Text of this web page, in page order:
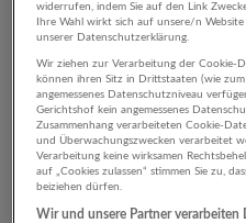
1 Einkauf,
widerrufen, indem Sie auf den Link
Ihre Wahl wirkt sich auf unsere/n
unserer Datenschutzerklärung.
Wir ziehen zur Verarbeitung der Cookie-
können ihren Sitz in Drittstaaten (wie
angemessenes Datenschutzniveau
Gerichtshof kein angemessenes
Zusammenhang verarbeiteten Cookie-
und Überwachungszwecken verarbeitet
Verarbeitung keine wirksamen
auf „Cookies zulassen“ stimmen Sie zu,
beiziehen dürfen.
Wir und unsere Partner verarbeiten